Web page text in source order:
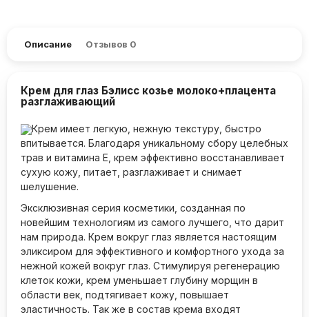
Описание Отзывов 0
Крем для глаз Бэлисс козье молоко+плацента
разглаживающий
Крем имеет легкую, нежную текстуру, быстро
впитывается. Благодаря уникальному сбору целебных
трав и витамина Е, крем эффективно восстанавливает
сухую кожу, питает, разглаживает и снимает
шелушение.
Эксклюзивная серия косметики, созданная по
новейшим технологиям из самого лучшего, что дарит
нам природа. Крем вокруг глаз является настоящим
эликсиром для эффективного и комфортного ухода за
нежной кожей вокруг глаз. Стимулируя регенерацию
клеток кожи, крем уменьшает глубину морщин в
области век, подтягивает кожу, повышает
эластичность. Так же в состав крема входят